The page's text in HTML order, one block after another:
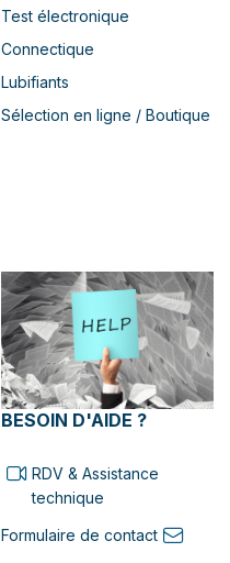
Test électronique
Connectique
Lubifiants
Sélection en ligne / Boutique
BESOIN D'AIDE ?
RDV & Assistance
technique
Formulaire de contact